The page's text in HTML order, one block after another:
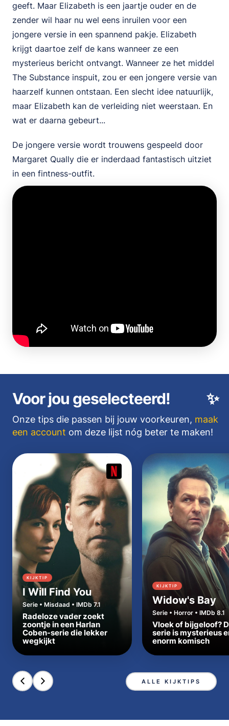
geeft. Maar Elizabeth is een jaartje ouder en de
zender wil haar nu wel eens inruilen voor een
jongere versie in een spannend pakje. Elizabeth
krijgt daartoe zelf de kans wanneer ze een
mysterieus bericht ontvangt. Wanneer ze het middel
The Substance inspuit, zou er een jongere versie van
haarzelf kunnen ontstaan. Een slecht idee natuurlijk,
maar Elizabeth kan de verleiding niet weerstaan. En
wat er daarna gebeurt...
De jongere versie wordt trouwens gespeeld door
Margaret Qually die er inderdaad fantastisch uitziet
in een fintness-outfit.
✨
Voor jou geselecteerd!
Onze tips die passen bij jouw voorkeuren, maak
een account om deze lijst nóg beter te maken!
KIJKTIP
I Will Find You
Serie • Misdaad • IMDb 7.1
Radeloze vader zoekt
zoontje in een Harlan
Coben-serie die lekker
wegkijkt
KIJKTIP
Widow's Bay
Serie • Horror • IMDb 8.1
Vloek of bijgeloof?
serie is mysterieus
enorm komisch
ALLE KIJKTIPS